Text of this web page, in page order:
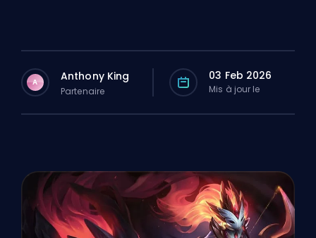
A Anthony King
Partenaire
03 Feb 2026
Mis à jour le